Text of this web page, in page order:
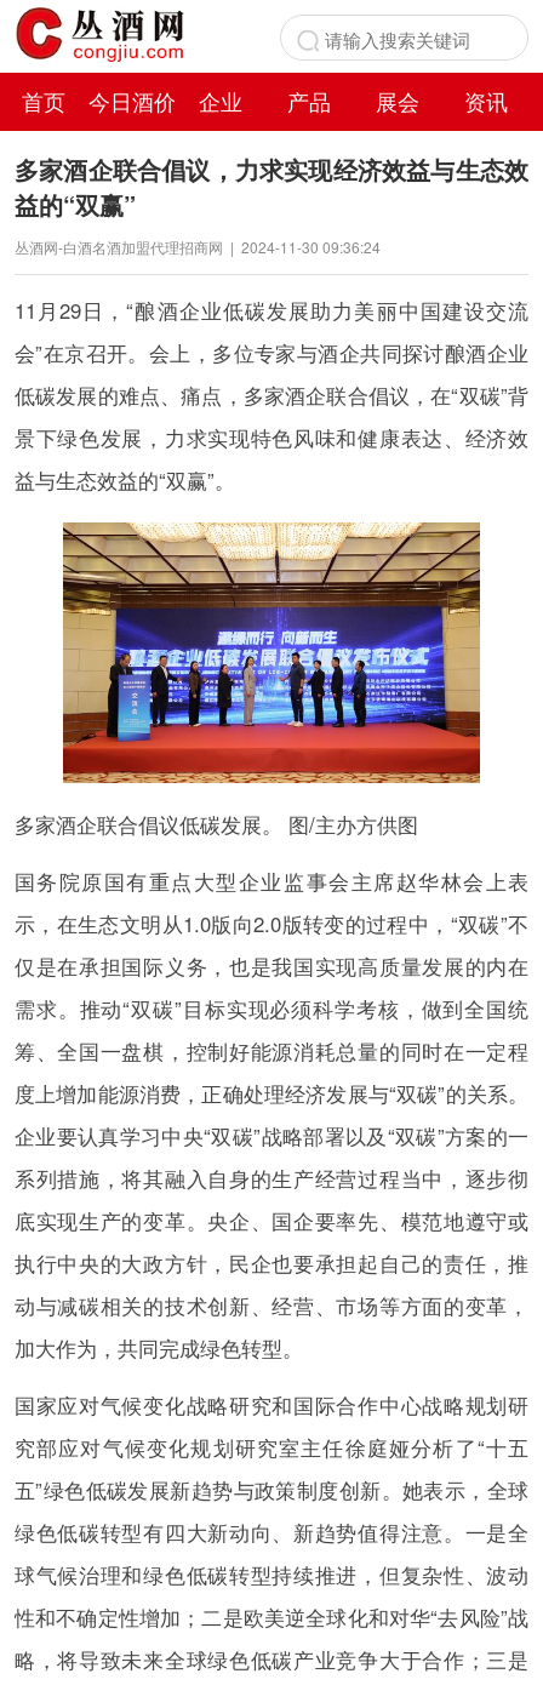
首页 今日酒价 企业 产品 展会
资讯
百科
多家酒企联合倡议，力求实现经济效益与生态效
益的“双赢”
丛酒网-白酒名酒加盟代理招商网 | 2024-11-30 09:36:24
11月29日，“酿酒企业低碳发展助力美丽中国建设交流
会”在京召开。会上，多位专家与酒企共同探讨酿酒企业
低碳发展的难点、痛点，多家酒企联合倡议，在“双碳”背
景下绿色发展，力求实现特色风味和健康表达、经济效
益与生态效益的“双赢”。
多家酒企联合倡议低碳发展。 图/主办方供图
国务院原国有重点大型企业监事会主席赵华林会上表
示，在生态文明从1.0版向2.0版转变的过程中，“双碳”不
仅是在承担国际义务，也是我国实现高质量发展的内在
需求。推动“双碳”目标实现必须科学考核，做到全国统
筹、全国一盘棋，控制好能源消耗总量的同时在一定程
度上增加能源消费，正确处理经济发展与“双碳”的关系。
企业要认真学习中央“双碳”战略部署以及“双碳”方案的一
系列措施，将其融入自身的生产经营过程当中，逐步彻
底实现生产的变革。央企、国企要率先、模范地遵守或
执行中央的大政方针，民企也要承担起自己的责任，推
动与减碳相关的技术创新、经营、市场等方面的变革，
加大作为，共同完成绿色转型。
国家应对气候变化战略研究和国际合作中心战略规划研
究部应对气候变化规划研究室主任徐庭娅分析了“十五
五”绿色低碳发展新趋势与政策制度创新。她表示，全球
绿色低碳转型有四大新动向、新趋势值得注意。一是全
球气候治理和绿色低碳转型持续推进，但复杂性、波动
性和不确定性增加；二是欧美逆全球化和对华“去风险”战
略，将导致未来全球绿色低碳产业竞争大于合作；三是